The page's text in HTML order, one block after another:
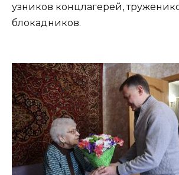
узников концлагерей,
блокадников.